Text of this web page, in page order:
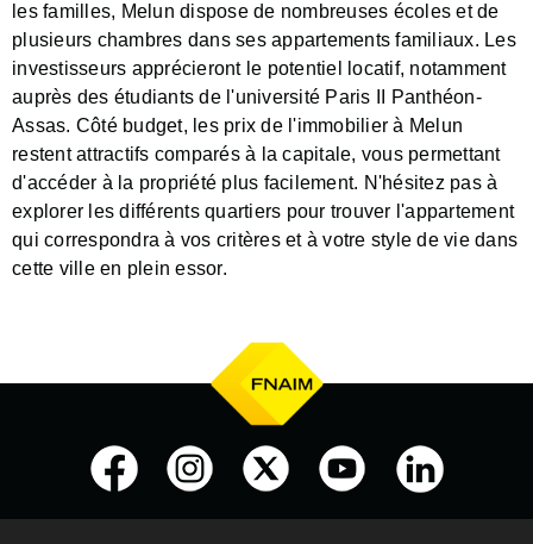
les familles, Melun dispose de nombreuses écoles et de
plusieurs chambres dans ses appartements familiaux. Les
investisseurs apprécieront le potentiel locatif, notamment
auprès des étudiants de l'université Paris II Panthéon-
Assas. Côté budget, les prix de l'immobilier à Melun
restent attractifs comparés à la capitale, vous permettant
d'accéder à la propriété plus facilement. N'hésitez pas à
explorer les différents quartiers pour trouver l'appartement
qui correspondra à vos critères et à votre style de vie dans
cette ville en plein essor.